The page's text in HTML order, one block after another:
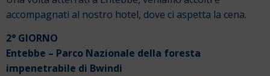
accompagnati al nostro hotel, dove ci aspetta la cena.
2° GIORNO
Entebbe – Parco Nazionale della foresta
impenetrabile di Bwindi